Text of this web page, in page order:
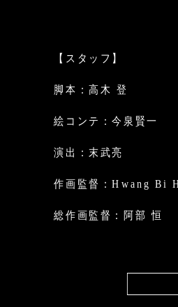
【スタッフ】
脚本：高木 登
絵コンテ：今泉賢一
演出：末武亮
作画監督：Hwang Bi
総作画監督：阿部 恒